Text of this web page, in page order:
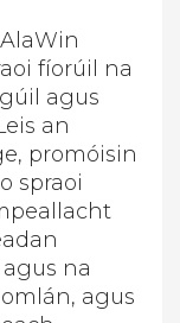
fíorúil na
agus
an
promóisin
spraoi
na
agus